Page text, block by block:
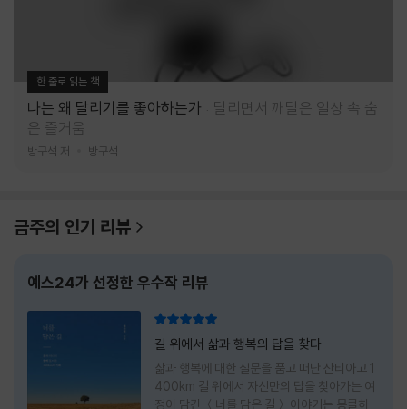
한 줄로 읽는 책
나는 왜 달리기를 좋아하는가
달리면서 깨달은 일상 속 숨
은 즐거움
방구석 저 방구석
금주의 인기 리뷰
예스24가 선정한 우수작 리뷰
길 위에서 삶과 행복의 답을 찾다
삶과 행복에 대한 질문을 품고 떠난 산티아고 1
400km 길 위에서 자신만의 답을 찾아가는 여
정이 담긴 ＜너를 담은 길＞ 이야기는 뭉클하